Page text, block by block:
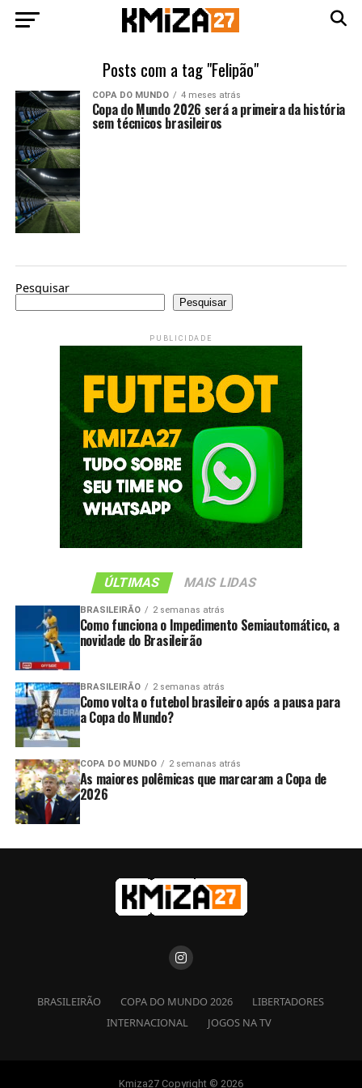
Posts com a tag "Felipão"
COPA DO MUNDO 4 meses atrás
Copa do Mundo 2026 será a primeira da história
sem técnicos brasileiros
Pesquisar
Pesquisar
PUBLICIDADE
ÚLTIMAS MAIS LIDAS
BRASILEIRÃO 2 semanas atrás
Como funciona o Impedimento Semiautomático, a
novidade do Brasileirão
BRASILEIRÃO 2 semanas atrás
Como volta o futebol brasileiro após a pausa para
a Copa do Mundo?
COPA DO MUNDO 2 semanas atrás
As maiores polêmicas que marcaram a Copa de
2026
BRASILEIRÃO COPA DO MUNDO 2026
LIBERTADORES
INTERNACIONAL
JOGOS NA TV
Kmiza27 Copyright © 2026